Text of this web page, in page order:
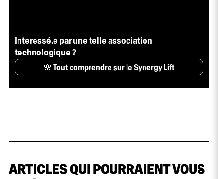
Interessé.e par une telle association
technologique ?
🌸 Tout comprendre sur le Synergy Lift
ARTICLES QUI POURRAIENT VOUS